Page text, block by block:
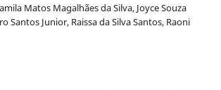
Matos Magalhães da Silva, Joyce Souza
Santos Junior, Raissa da Silva Santos, Raoni